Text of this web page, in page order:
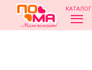
КАТАЛОГ